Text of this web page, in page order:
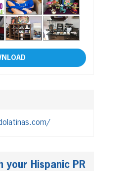
your Hispanic PR